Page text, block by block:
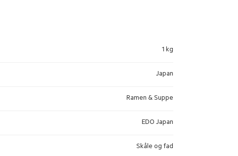
1 kg
Japan
Ramen & Suppe
EDO Japan
Skåle og fad